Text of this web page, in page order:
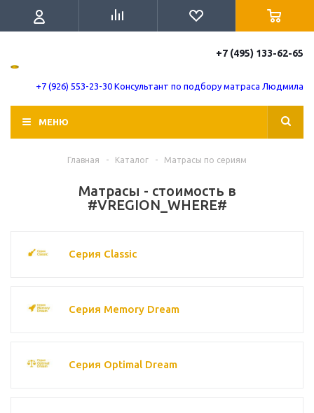
+7 (495) 133-62-65
+7 (926) 553-23-30 Консультант по подбору матраса Людмила
МЕНЮ
Главная - Каталог - Матрасы по сериям
Матрасы - стоимость в
#VREGION_WHERE#
Серия Classic
Серия Memory Dream
Серия Optimal Dream